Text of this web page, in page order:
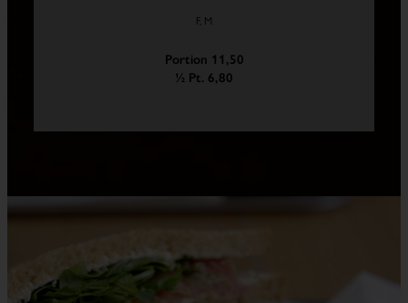
F, M
Portion 11,50
½ Pt. 6,80